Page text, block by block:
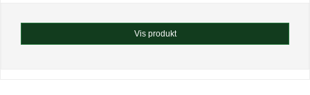
Vis produkt